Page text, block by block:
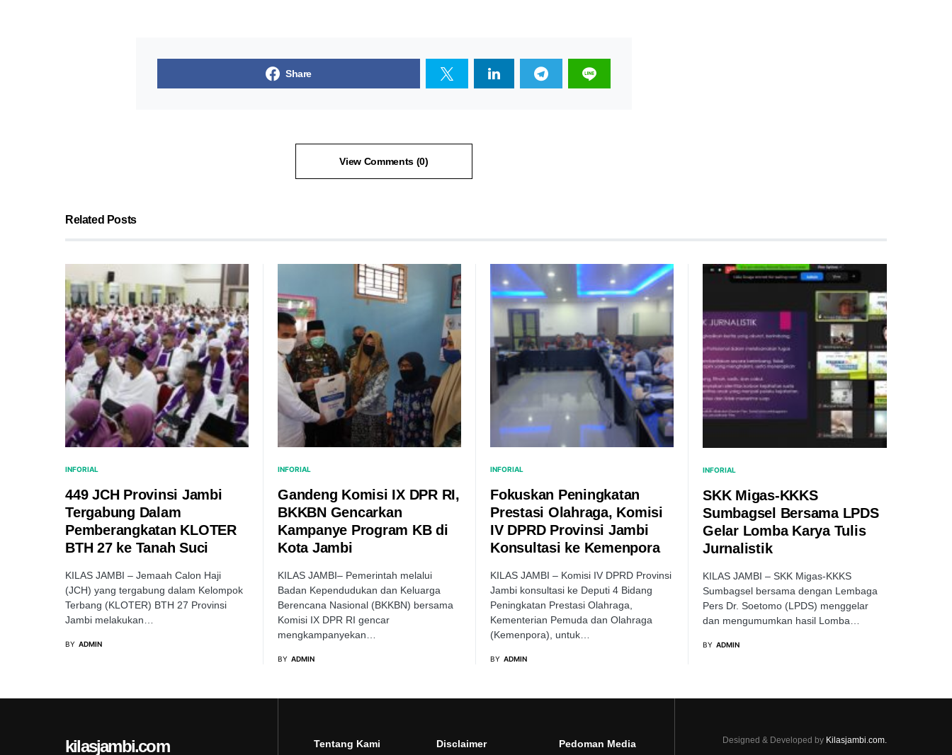
Share
View Comments (0)
Related Posts
INFORIAL
449 JCH Provinsi Jambi
Tergabung Dalam
Pemberangkatan KLOTER
BTH 27 ke Tanah Suci
KILAS JAMBI – Jemaah Calon Haji
(JCH) yang tergabung dalam Kelompok
Terbang (KLOTER) BTH 27 Provinsi
Jambi melakukan…
BY ADMIN
INFORIAL
Gandeng Komisi IX DPR RI,
BKKBN Gencarkan
Kampanye Program KB di
Kota Jambi
KILAS JAMBI– Pemerintah melalui
Badan Kependudukan dan Keluarga
Berencana Nasional (BKKBN) bersama
Komisi IX DPR RI gencar
mengkampanyekan…
BY ADMIN
INFORIAL
Fokuskan Peningkatan
Prestasi Olahraga, Komisi
IV DPRD Provinsi Jambi
Konsultasi ke Kemenpora
KILAS JAMBI – Komisi IV DPRD Provinsi
Jambi konsultasi ke Deputi 4 Bidang
Peningkatan Prestasi Olahraga,
Kementerian Pemuda dan Olahraga
(Kemenpora), untuk…
BY ADMIN
INFORIAL
SKK Migas-KKKS
Sumbagsel Bersama LPDS
Gelar Lomba Karya Tulis
Jurnalistik
KILAS JAMBI – SKK Migas-KKKS
Sumbagsel bersama dengan Lembaga
Pers Dr. Soetomo (LPDS) menggelar
dan mengumumkan hasil Lomba…
BY ADMIN
kilasjambi.com Tentang Kami Disclaimer
Pedoman Media
Designed & Developed by Kilasjambi.com.